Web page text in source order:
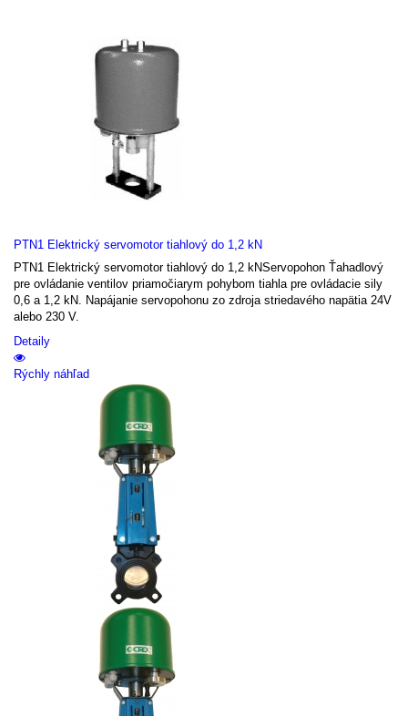
PTN1 Elektrický servomotor tiahlový do 1,2 kN
PTN1 Elektrický servomotor tiahlový do 1,2 kNServopohon Ťahadlový
pre ovládanie ventilov priamočiarym pohybom tiahla pre ovládacie sily
0,6 a 1,2 kN. Napájanie servopohonu zo zdroja striedavého napätia 24V
alebo 230 V.
Detaily
Rýchly náhľad